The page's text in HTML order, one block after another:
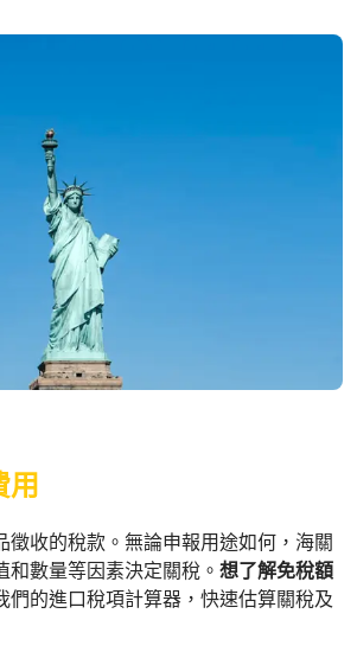
用
徵收的稅款。無論申報用途如何，海關
數量等因素決定關稅。 想了解免稅額
們的進口稅項計算器，快速估算關稅及